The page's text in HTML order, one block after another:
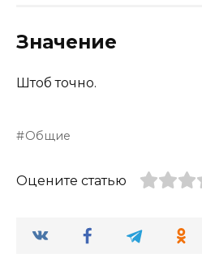
Значение
Штоб точно.
Общие
Оцените статью